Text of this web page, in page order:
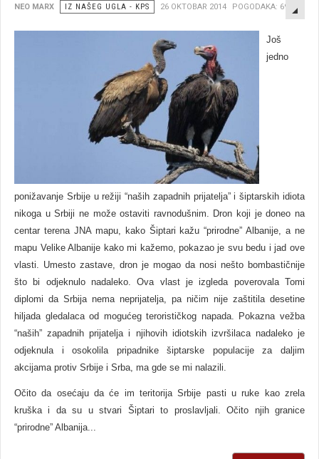
NEO MARX IZ NAŠEG UGLA - KPS 26 OKTOBAR 2014 POGODAKA: 6970
Još
jedno
ponižavanje Srbije u režiji “naših zapadnih prijatelja” i šiptarskih idiota
nikoga u Srbiji ne može ostaviti ravnodušnim. Dron koji je doneo na
centar terena JNA mapu, kako Šiptari kažu “prirodne” Albanije, a ne
mapu Velike Albanije kako mi kažemo, pokazao je svu bedu i jad ove
vlasti. Umesto zastave, dron je mogao da nosi nešto bombastičnije
što bi odjeknulo nadaleko. Ova vlast je izgleda poverovala Tomi
diplomi da Srbija nema neprijatelja, pa ničim nije zaštitila desetine
hiljada gledalaca od mogućeg terorističkog napada. Pokazna vežba
“naših” zapadnih prijatelja i njihovih idiotskih izvršilaca nadaleko je
odjeknula i osokolila pripadnike šiptarske populacije za daljim
akcijama protiv Srbije i Srba, ma gde se mi nalazili.
Očito da osećaju da će im teritorija Srbije pasti u ruke kao zrela
kruška i da su u stvari Šiptari to proslavljali. Očito njih granice
“prirodne” Albanija...